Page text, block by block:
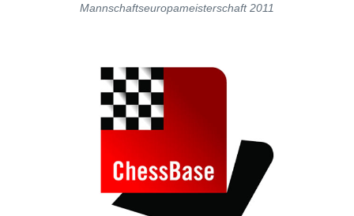
Mannschaftseuropameisterschaft 2011